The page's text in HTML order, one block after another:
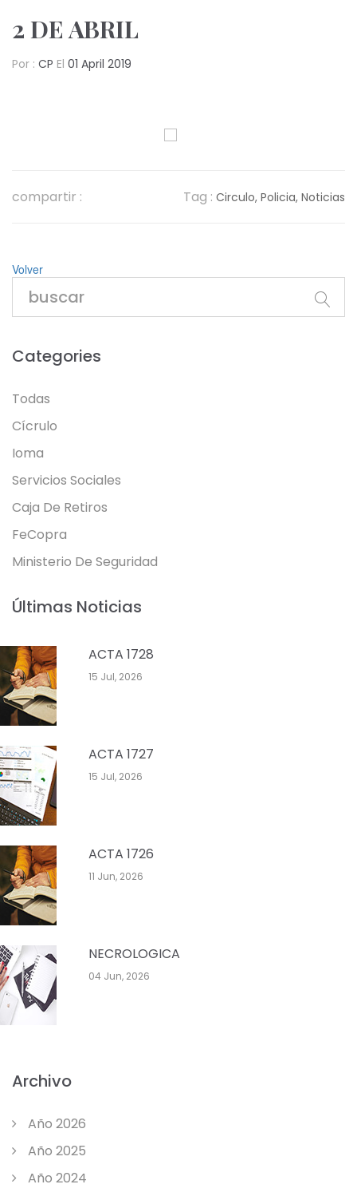
2 DE ABRIL
Por : CP El 01 April 2019
compartir : Tag : Circulo, Policia, Noticias
Volver
Categories
Todas
Cícrulo
Ioma
Servicios Sociales
Caja De Retiros
FeCopra
Ministerio De Seguridad
Últimas Noticias
ACTA 1728
15 Jul, 2026
ACTA 1727
15 Jul, 2026
ACTA 1726
11 Jun, 2026
NECROLOGICA
04 Jun, 2026
Archivo
Año 2026
Año 2025
Año 2024